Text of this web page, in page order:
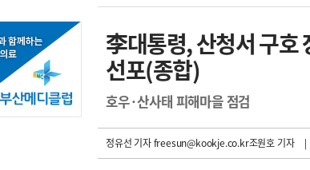
李대통령, 산청서 구
선포(종합)
호우·산사태 피해마을 점검
정유선 기자freesun@kookje.co.kr조원호 기자 |